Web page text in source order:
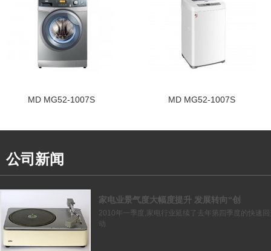
MD MG52-1007S MD MG52-1007S
公司新闻
家电业景气度大幅度提升 发展转向“创
2010年一季度,家电行业延续了去年第四季度的快速
动